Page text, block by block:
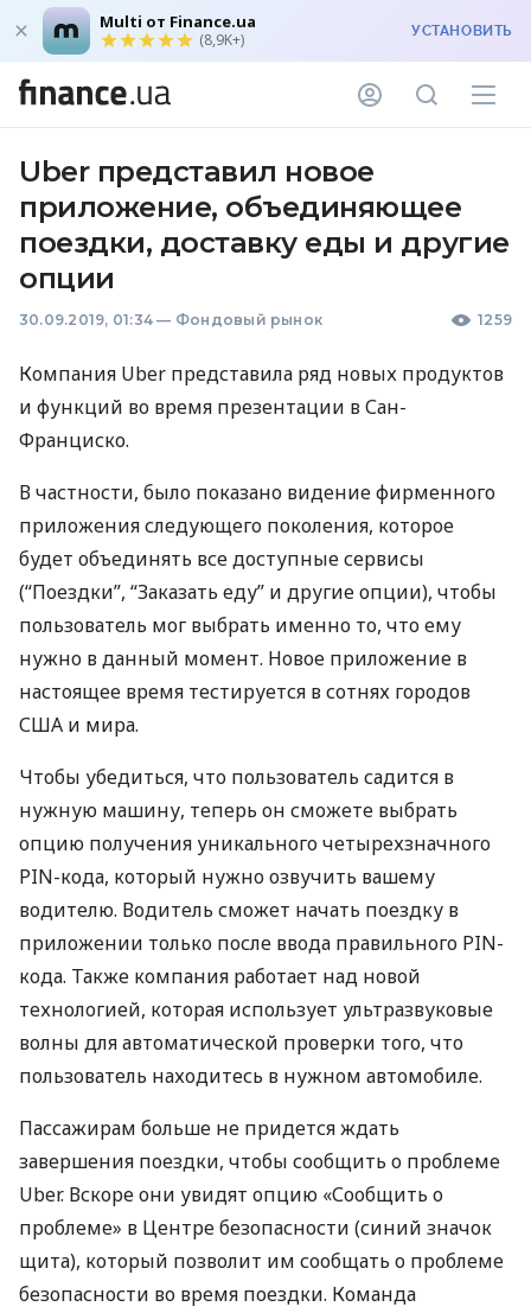
Multi от Finance.ua
(8,9K+) УСТАНОВИТЬ
Uber представил новое
приложение, объединяющее
поездки, доставку еды и другие
опции
30.09.2019, 01:34 — Фондовый рынок 1259
Компания Uber представила ряд новых продуктов
и функций во время презентации в Сан-
Франциско.
В частности, было показано видение фирменного
приложения следующего поколения, которое
будет объединять все доступные сервисы
(“Поездки”, “Заказать еду” и другие опции), чтобы
пользователь мог выбрать именно то, что ему
нужно в данный момент. Новое приложение в
настоящее время тестируется в сотнях городов
США и мира.
Чтобы убедиться, что пользователь садится в
нужную машину, теперь он сможете выбрать
опцию получения уникального четырехзначного
PIN-кода, который нужно озвучить вашему
водителю. Водитель сможет начать поездку в
приложении только после ввода правильного PIN-
кода. Также компания работает над новой
технологией, которая использует ультразвуковые
волны для автоматической проверки того, что
пользователь находитесь в нужном автомобиле.
Пассажирам больше не придется ждать
завершения поездки, чтобы сообщить о проблеме
Uber. Вскоре они увидят опцию «Сообщить о
проблеме» в Центре безопасности (синий значок
щита), который позволит им сообщать о проблеме
безопасности во время поездки. Команда